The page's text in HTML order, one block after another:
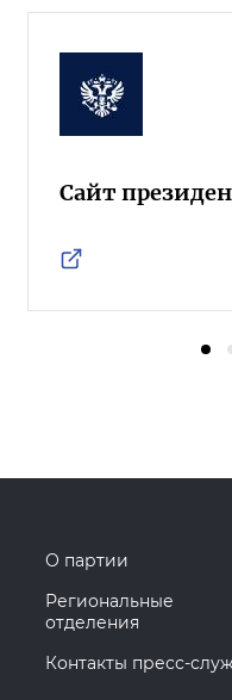
Сайт
О партии
Региональные
отделения
Контакты пресс-